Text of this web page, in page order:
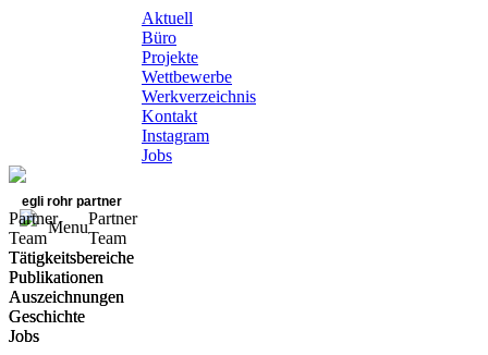
Aktuell
Büro
Projekte
Wettbewerbe
Werkverzeichnis
Kontakt
Instagram
Jobs
egli rohr partner
Menu
Partner
Team
Tätigkeitsbereiche
Publikationen
Auszeichnungen
Geschichte
Jobs
Partner
Team
Tätigkeitsbereiche
Publikationen
Auszeichnungen
Geschichte
Jobs